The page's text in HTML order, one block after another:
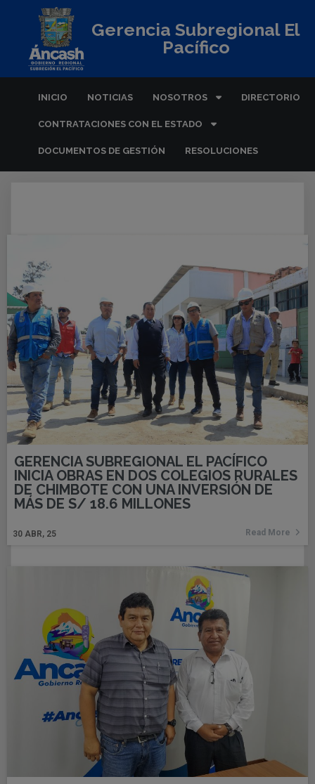
Gerencia Subregional El
Pacífico
INICIO NOTICIAS NOSOTROS DIRECTORIO
CONTRATACIONES CON EL ESTADO
DOCUMENTOS DE GESTIÓN RESOLUCIONES
GERENCIA SUBREGIONAL EL PACÍFICO
INICIA OBRAS EN DOS COLEGIOS RURALES
DE CHIMBOTE CON UNA INVERSIÓN DE
MÁS DE S/ 18.6 MILLONES
30 ABR, 25 Read More